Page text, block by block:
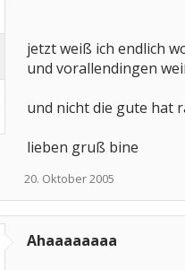
jetzt weiß ich endlich
und vorallendingen
und nicht die gute hat
lieben gruß bine
20. Oktober 2005
Ahaaaaaaaa